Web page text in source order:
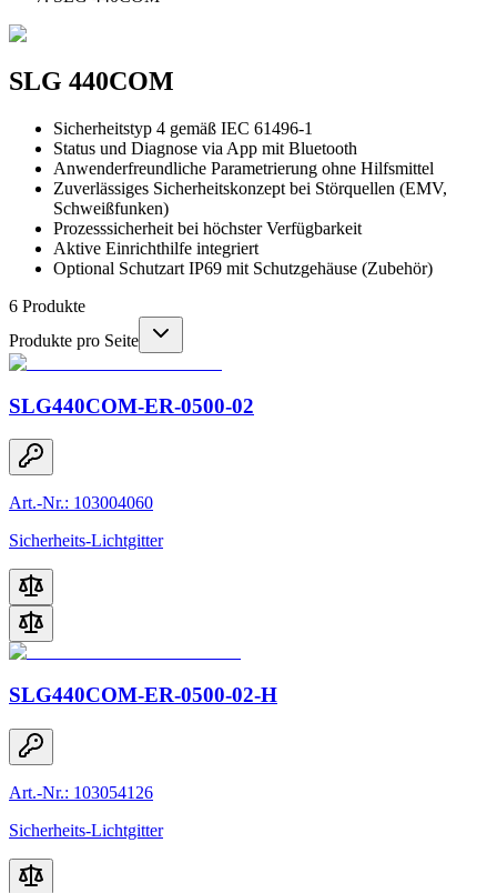
SLG 440COM
Sicherheitstyp 4 gemäß IEC 61496-1
Status und Diagnose via App mit Bluetooth
Anwenderfreundliche Parametrierung ohne Hilfsmittel
Zuverlässiges Sicherheitskonzept bei Störquellen (EMV,
Schweißfunken)
Prozesssicherheit bei höchster Verfügbarkeit
Aktive Einrichthilfe integriert
Optional Schutzart IP69 mit Schutzgehäuse (Zubehör)
6 Produkte
Produkte pro Seite
SLG440COM-ER-0500-02
Art.-Nr.: 103004060
Sicherheits-Lichtgitter
SLG440COM-ER-0500-02-H
Art.-Nr.: 103054126
Sicherheits-Lichtgitter